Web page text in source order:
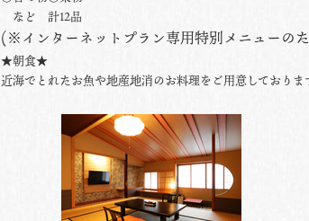
など 計12品
(※インターネットプラン専用特別メニューの
★朝食★
近海でとれたお魚や地産地消のお料理をご用意しておりま